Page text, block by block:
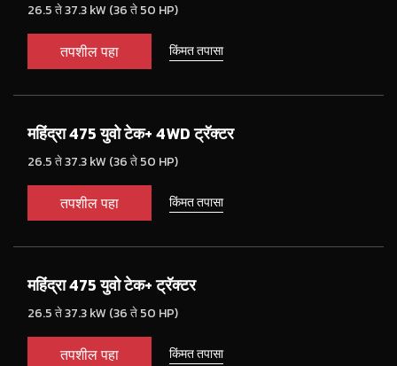
26.5 ते 37.3 kW (36 ते 50 HP)
तपशील पहा किंमत तपासा
महिंद्रा 475 युवो टेक+ 4WD ट्रॅक्टर
26.5 ते 37.3 kW (36 ते 50 HP)
तपशील पहा किंमत तपासा
महिंद्रा 475 युवो टेक+ ट्रॅक्टर
26.5 ते 37.3 kW (36 ते 50 HP)
तपशील पहा किंमत तपासा